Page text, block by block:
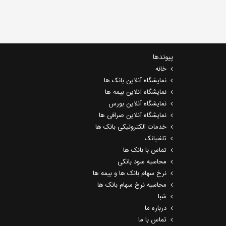
پیوندها
خانه
نمایشگاه آنلاین بانک ها
نمایشگاه آنلاین بیمه ها
نمایشگاه آنلاین بورس
نمایشگاه آنلاین صرافی ها
خدمات الکترونیکی بانک ها
تلفنبانک
تماس با بانک ها
محاسبه سود بانکی
نرخ سهام بانک ها و بیمه ها
محاسبه نرخ سهام بانک ها
شبا
درباره ما
تماس با ما